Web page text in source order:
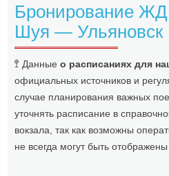
Бронирование
Шуя — Ульяновск
🚏 Данныео расписаниях для
официальных источников и
случае планирования важных
уточнять расписание в
вокзала, так как возможны
не всегда могут быть